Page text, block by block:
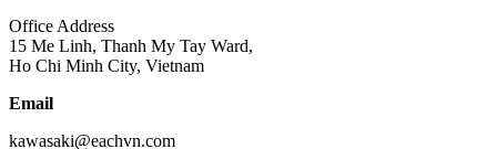
Office Address
15 Me Linh, Thanh My Tay Ward,
Ho Chi Minh City, Vietnam
Email
kawasaki@eachvn.com